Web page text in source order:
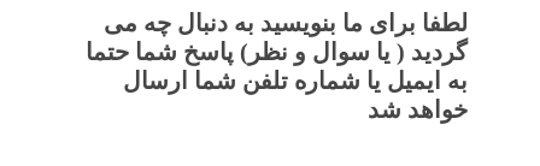
لطفا برای ما بنویسید به دنبال چه می
گردید ( یا سوال و نظر) پاسخ شما حتما
به ایمیل یا شماره تلفن شما ارسال
خواهد شد